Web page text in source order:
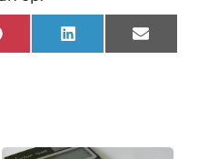
Pinterest LinkedIn Email